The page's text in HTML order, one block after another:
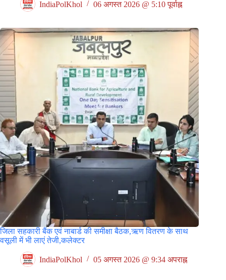
IndiaPolKhol 06 अगस्त 2026 @ 5:10 पूर्वाह्न
जिला सहकारी बैंक एवं नाबार्ड की समीक्षा बैठक,ऋण वितरण के साथ
वसूली में भी लाएं तेजी,कलेक्टर
IndiaPolKhol 05 अगस्त 2026 @ 9:34 अपराह्न